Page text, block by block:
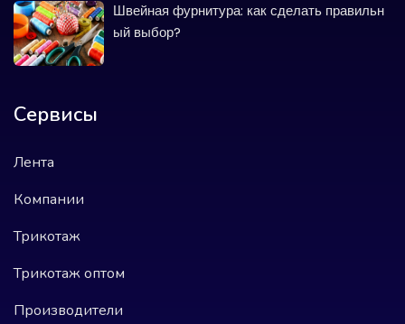
Швейная фурнитура: как сделать правильн
ый выбор?
Сервисы
Лента
Компании
Трикотаж
Трикотаж оптом
Производители